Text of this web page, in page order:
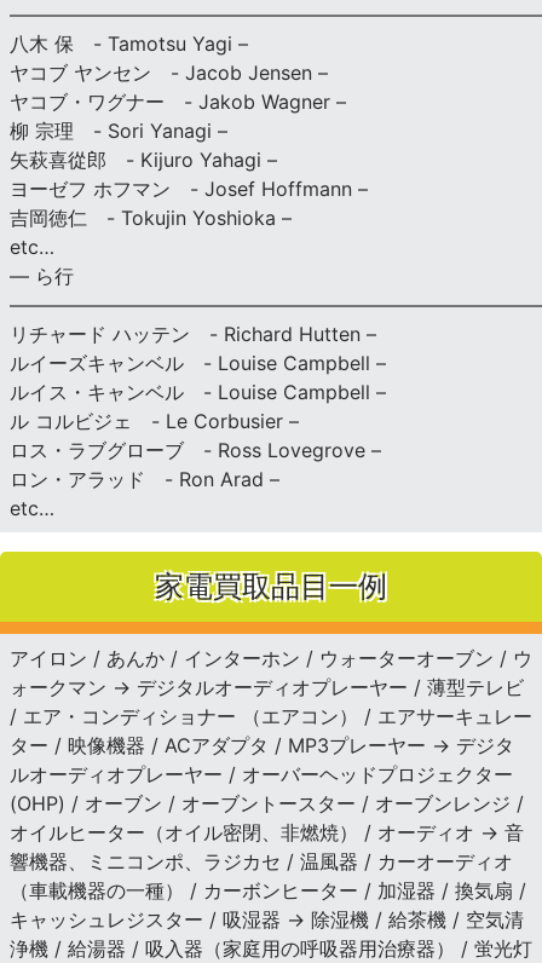
八木 保 - Tamotsu Yagi –
ヤコブ ヤンセン - Jacob Jensen –
ヤコブ・ワグナー - Jakob Wagner –
柳 宗理 - Sori Yanagi –
矢萩喜從郎 - Kijuro Yahagi –
ヨーゼフ ホフマン - Josef Hoffmann –
吉岡徳仁 - Tokujin Yoshioka –
etc…
— ら行
リチャード ハッテン - Richard Hutten –
ルイーズキャンベル - Louise Campbell –
ルイス・キャンベル - Louise Campbell –
ル コルビジェ - Le Corbusier –
ロス・ラブグローブ - Ross Lovegrove –
ロン・アラッド - Ron Arad –
etc…
家電買取品目一例
アイロン / あんか / インターホン / ウォーターオーブン / ウ
ォークマン → デジタルオーディオプレーヤー / 薄型テレビ
/ エア・コンディショナー （エアコン） / エアサーキュレー
ター / 映像機器 / ACアダプタ / MP3プレーヤー → デジタ
ルオーディオプレーヤー / オーバーヘッドプロジェクター
(OHP) / オーブン / オーブントースター / オーブンレンジ /
オイルヒーター（オイル密閉、非燃焼） / オーディオ → 音
響機器、ミニコンポ、ラジカセ / 温風器 / カーオーディオ
（車載機器の一種） / カーボンヒーター / 加湿器 / 換気扇 /
キャッシュレジスター / 吸湿器 → 除湿機 / 給茶機 / 空気清
浄機 / 給湯器 / 吸入器（家庭用の呼吸器用治療器） / 蛍光灯